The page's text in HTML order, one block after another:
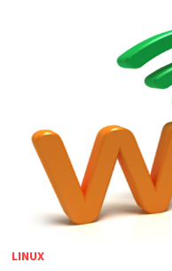
LINUX